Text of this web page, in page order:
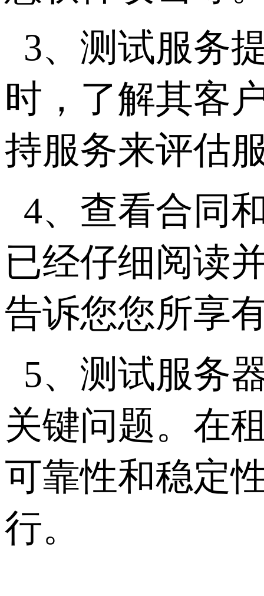
3、测试服务
时，了解其客
持服务来评估
4、查看合同
已经仔细阅读
告诉您您所享
5、测试服务
关键问题。在
可靠性和稳定
行。